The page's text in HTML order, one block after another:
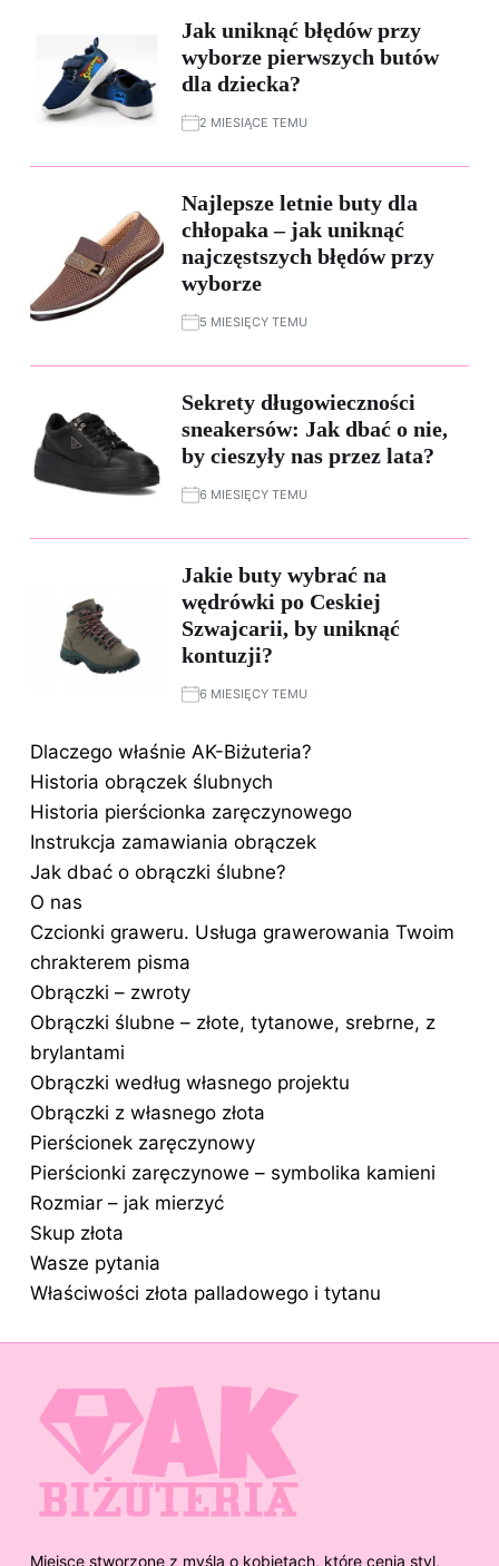
Jak uniknąć błędów przy
wyborze pierwszych butów
dla dziecka?
2 MIESIĄCE TEMU
Najlepsze letnie buty dla
chłopaka – jak uniknąć
najczęstszych błędów przy
wyborze
5 MIESIĘCY TEMU
Sekrety długowieczności
sneakersów: Jak dbać o nie,
by cieszyły nas przez lata?
6 MIESIĘCY TEMU
Jakie buty wybrać na
wędrówki po Ceskiej
Szwajcarii, by uniknąć
kontuzji?
6 MIESIĘCY TEMU
Dlaczego właśnie AK-Biżuteria?
Historia obrączek ślubnych
Historia pierścionka zaręczynowego
Instrukcja zamawiania obrączek
Jak dbać o obrączki ślubne?
O nas
Czcionki graweru. Usługa grawerowania Twoim
chrakterem pisma
Obrączki – zwroty
Obrączki ślubne – złote, tytanowe, srebrne, z
brylantami
Obrączki według własnego projektu
Obrączki z własnego złota
Pierścionek zaręczynowy
Pierścionki zaręczynowe – symbolika kamieni
Rozmiar – jak mierzyć
Skup złota
Wasze pytania
Właściwości złota palladowego i tytanu
Miejsce stworzone z myślą o kobietach, które cenią styl,